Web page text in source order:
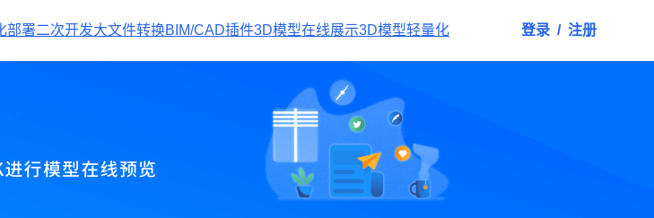
部署二次开发大文件转换BIM/CAD插件3D模型在线展示3D模型轻量化 登录 / 注册